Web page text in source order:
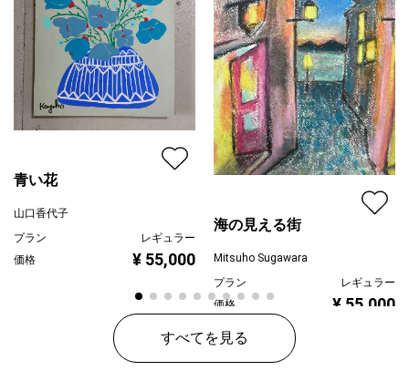
青い花
山口香代子
プラン
レギュラー
価格
¥ 55,000
海の見える街
Mitsuho Sugawara
プラン
レギュラー
価格
¥ 55,000
すべてを見る